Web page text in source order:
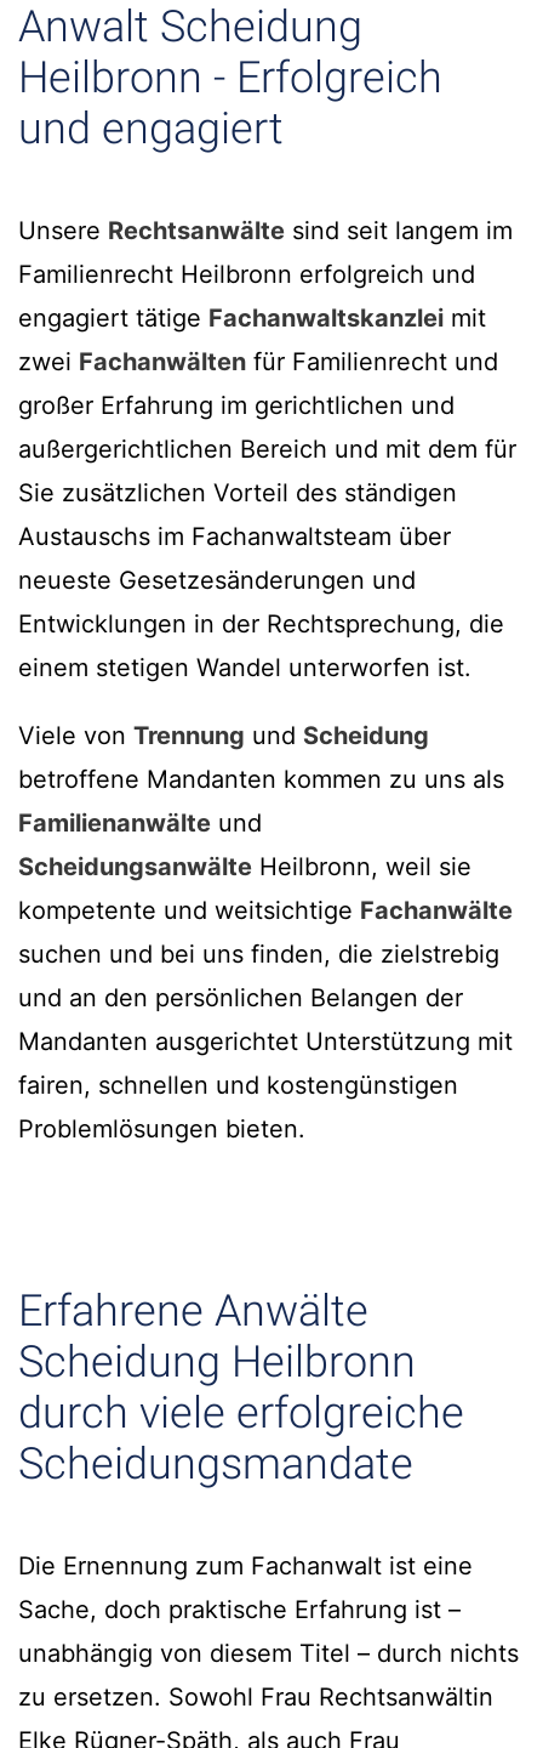
Anwalt Scheidung
Heilbronn - Erfolgreich
und engagiert
Unsere Rechtsanwälte sind seit langem im
Familienrecht Heilbronn erfolgreich und
engagiert tätige Fachanwaltskanzlei mit
zwei Fachanwälten für Familienrecht und
großer Erfahrung im gerichtlichen und
außergerichtlichen Bereich und mit dem für
Sie zusätzlichen Vorteil des ständigen
Austauschs im Fachanwaltsteam über
neueste Gesetzesänderungen und
Entwicklungen in der Rechtsprechung, die
einem stetigen Wandel unterworfen ist.
Viele von Trennung und Scheidung
betroffene Mandanten kommen zu uns als
Familienanwälte und
Scheidungsanwälte Heilbronn, weil sie
kompetente und weitsichtige Fachanwälte
suchen und bei uns finden, die zielstrebig
und an den persönlichen Belangen der
Mandanten ausgerichtet Unterstützung mit
fairen, schnellen und kostengünstigen
Problemlösungen bieten.
Erfahrene Anwälte
Scheidung Heilbronn
durch viele erfolgreiche
Scheidungsmandate
Die Ernennung zum Fachanwalt ist eine
Sache, doch praktische Erfahrung ist –
unabhängig von diesem Titel – durch nichts
zu ersetzen. Sowohl Frau Rechtsanwältin
Elke Rügner-Späth, als auch Frau